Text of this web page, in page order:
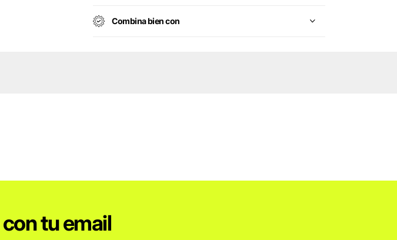
Combina bien con
tu email